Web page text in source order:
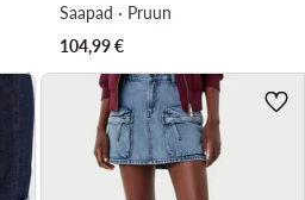
Saapad · Pruun
104,99€